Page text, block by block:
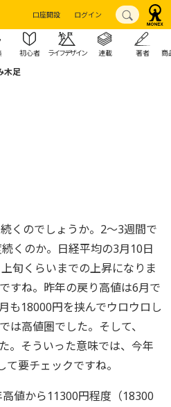
口座開設 ログイン
初心者 ライフデザイン 連載 著者 商
木足
くのでしょうか。2～3週間で
くのか。日経平均の3月10日
旬くらいまでの上昇になりま
すね。昨年の戻り高値は6月で
も18000円を挟んでウロウロし
は高値圏でした。そして、
。そういった意味では、今年
要チェックですね。
値から11300円程度（18300